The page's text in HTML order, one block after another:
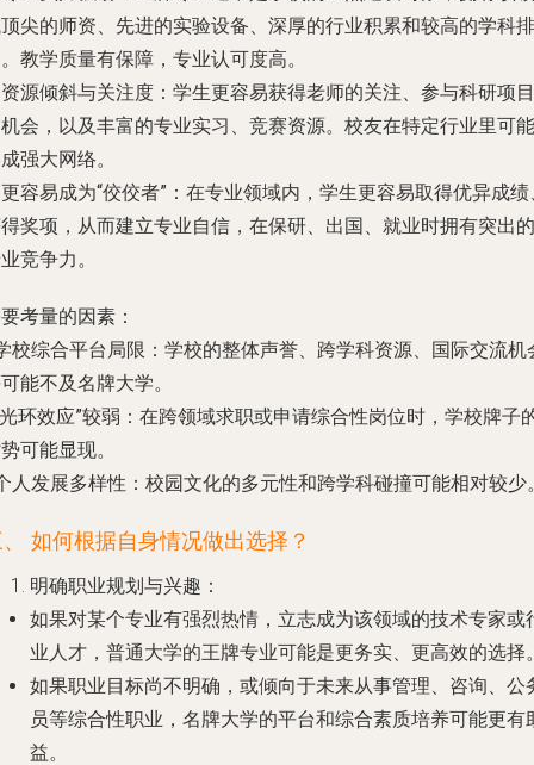
尖的师资、先进的实验设备、深厚的行业积累和较高的学科排
教学质量有保障，专业认可度高。
资源倾斜与关注度 ：学生更容易获得老师的关注、参与科研项目
会，以及丰富的专业实习、竞赛资源。校友在特定行业里可能
强大网络。
更容易成为“佼佼者” ：在专业领域内，学生更容易取得优异成绩
奖项，从而建立专业自信，在保研、出国、就业时拥有突出的
竞争力。
考量的因素：
校综合平台局限 ：学校的整体声誉、跨学科资源、国际交流机
能不及名牌大学。
环效应”较弱 ：在跨领域求职或申请综合性岗位时，学校牌子
可能显现。
人发展多样性 ：校园文化的多元性和跨学科碰撞可能相对较少
如何根据自身情况做出选择？
明确职业规划与兴趣 ：
如果对某个专业有强烈热情，立志成为该领域的技术专家或
业人才，普通大学的王牌专业可能是更务实、更高效的选择
如果职业目标尚不明确，或倾向于未来从事管理、咨询、公
员等综合性职业，名牌大学的平台和综合素质培养可能更有
益。